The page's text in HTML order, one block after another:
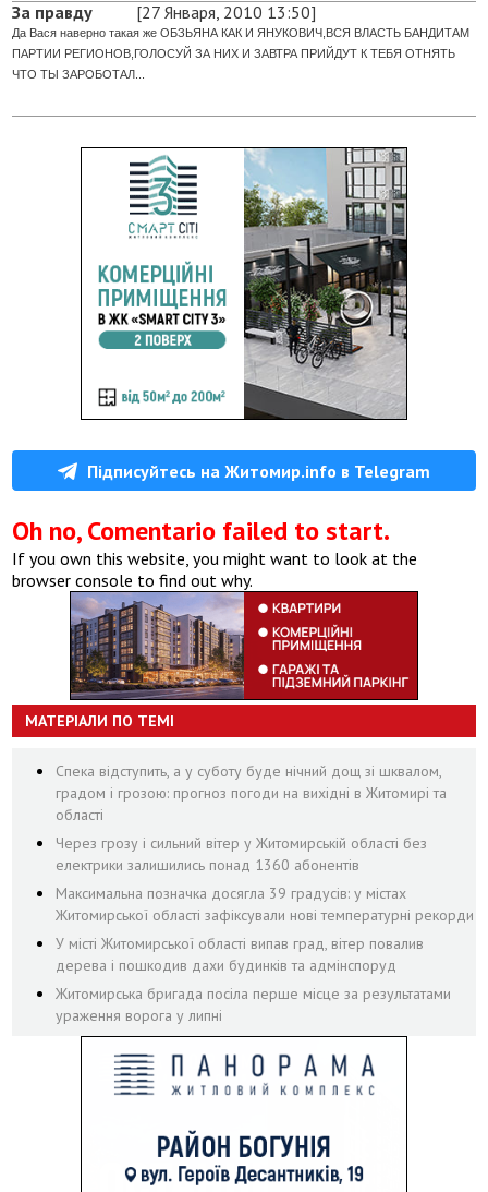
За правду [27 Января, 2010 13:50]
Да Вася наверно такая же ОБЗЬЯНА КАК И ЯНУКОВИЧ,ВСЯ ВЛАСТЬ БАНДИТАМ
ПАРТИИ РЕГИОНОВ,ГОЛОСУЙ ЗА НИХ И ЗАВТРА ПРИЙДУТ К ТЕБЯ ОТНЯТЬ
ЧТО ТЫ ЗАРОБОТАЛ...
Підписуйтесь на Житомир.info в Telegram
Oh no, Comentario failed to start.
If you own this website, you might want to look at the
browser console to find out why.
МАТЕРІАЛИ ПО ТЕМІ
Спека відступить, а у суботу буде нічний дощ зі шквалом,
градом і грозою: прогноз погоди на вихідні в Житомирі та
області
Через грозу і сильний вітер у Житомирській області без
електрики залишились понад 1360 абонентів
Максимальна позначка досягла 39 градусів: у містах
Житомирської області зафіксували нові температурні рекорди
У місті Житомирської області випав град, вітер повалив
дерева і пошкодив дахи будинків та адмінспоруд
Житомирська бригада посіла перше місце за результатами
ураження ворога у липні